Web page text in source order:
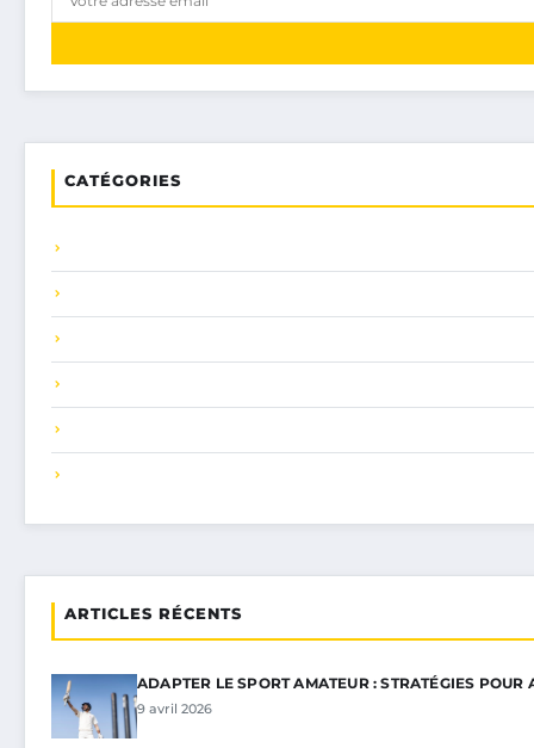
CATÉGORIES
ARTICLES RÉCENTS
ADAPTER LE SPORT AMATEUR : STRATÉGIES POUR
9 avril 2026